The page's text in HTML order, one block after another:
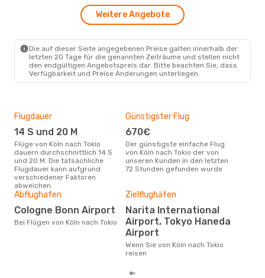
Turkish Airlines1 Zwischenstopp
1 Zwischenstopp
Weitere Angebote
Die auf dieser Seite angegebenen Preise galten innerhalb der
letzten 20 Tage für die genannten Zeiträume und stellen nicht
den endgültigen Angebotspreis dar. Bitte beachten Sie, dass
Verfügbarkeit und Preise Änderungen unterliegen.
Flugdauer
14 S und 20 M
Flüge von Köln nach Tokio
dauern durchschnittlich 14 S
und 20 M. Die tatsächliche
Flugdauer kann aufgrund
verschiedener Faktoren
abweichen.
Günstigster Flug
670€
Der günstigste einfache Flug
von Köln nach Tokio der von
unseren Kunden in den letzten
72 Stunden gefunden wurde
Abflughafen
Cologne Bonn Airport
Bei Flügen von Köln nach Tokio
Zielflughäfen
Narita International
Airport, Tokyo Haneda
Airport
Wenn Sie von Köln nach Tokio
reisen